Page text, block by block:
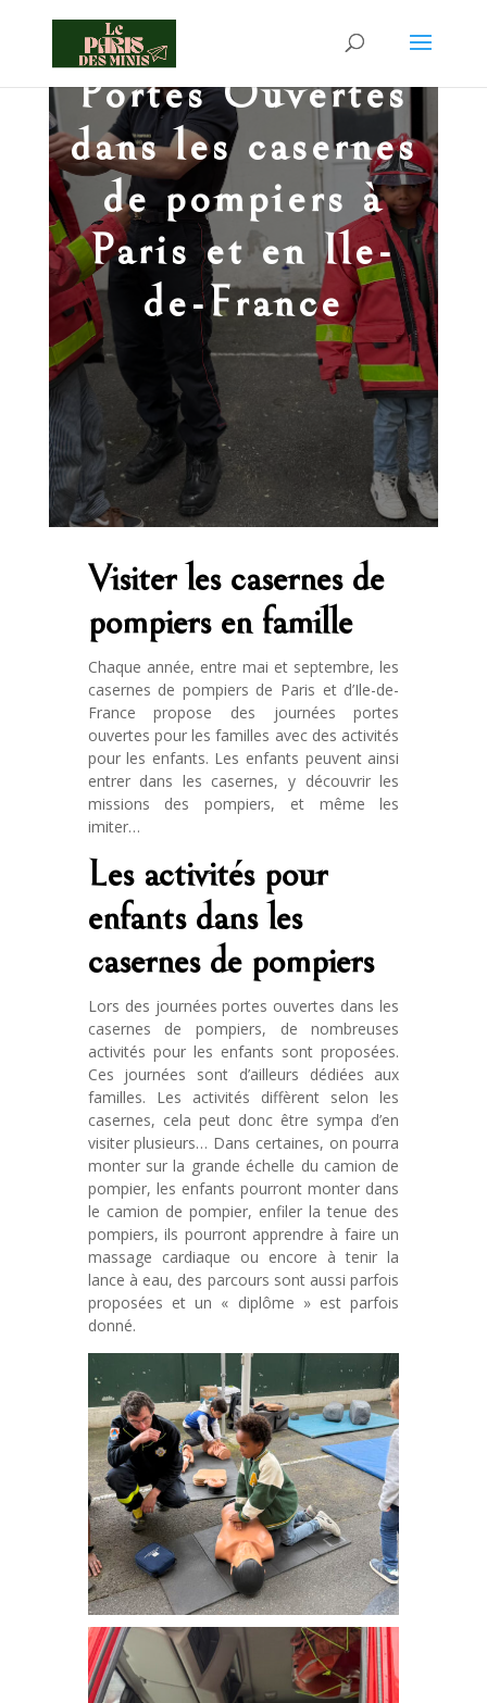
Portes Ouvertes
dans les casernes
de pompiers à
Paris et en Ile-
de-France
Visiter les casernes de
pompiers en famille
Chaque année, entre mai et septembre, les
casernes de pompiers de Paris et d’Ile-de-
France propose des journées portes
ouvertes pour les familles avec des activités
pour les enfants. Les enfants peuvent ainsi
entrer dans les casernes, y découvrir les
missions des pompiers, et même les
imiter…
Les activités pour
enfants dans les
casernes de pompiers
Lors des journées portes ouvertes dans les
casernes de pompiers, de nombreuses
activités pour les enfants sont proposées.
Ces journées sont d’ailleurs dédiées aux
familles. Les activités diffèrent selon les
casernes, cela peut donc être sympa d’en
visiter plusieurs… Dans certaines, on pourra
monter sur la grande échelle du camion de
pompier, les enfants pourront monter dans
le camion de pompier, enfiler la tenue des
pompiers, ils pourront apprendre à faire un
massage cardiaque ou encore à tenir la
lance à eau, des parcours sont aussi parfois
proposées et un « diplôme » est parfois
donné.